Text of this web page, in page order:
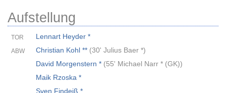
Aufstellung
TOR Lennart Heyder *
ABW Christian Kohl ** (30' Julius Baer *)
David Morgenstern * (55' Michael Narr * (GK))
Maik Rzoska *
Sven Findeiß *